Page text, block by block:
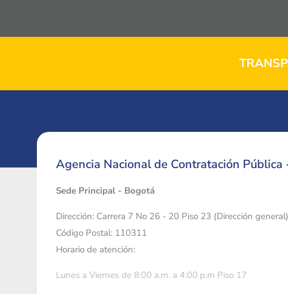
Agencia Nacional de Contratación
Sede Principal - Bogotá
Dirección: Carrera 7 No 26 - 20 Piso 23 (Dirección
Código Postal: 110311
Horario de atención:
Lunes a Viernes de 8:00 a.m. a 4:00 p.m Piso 17